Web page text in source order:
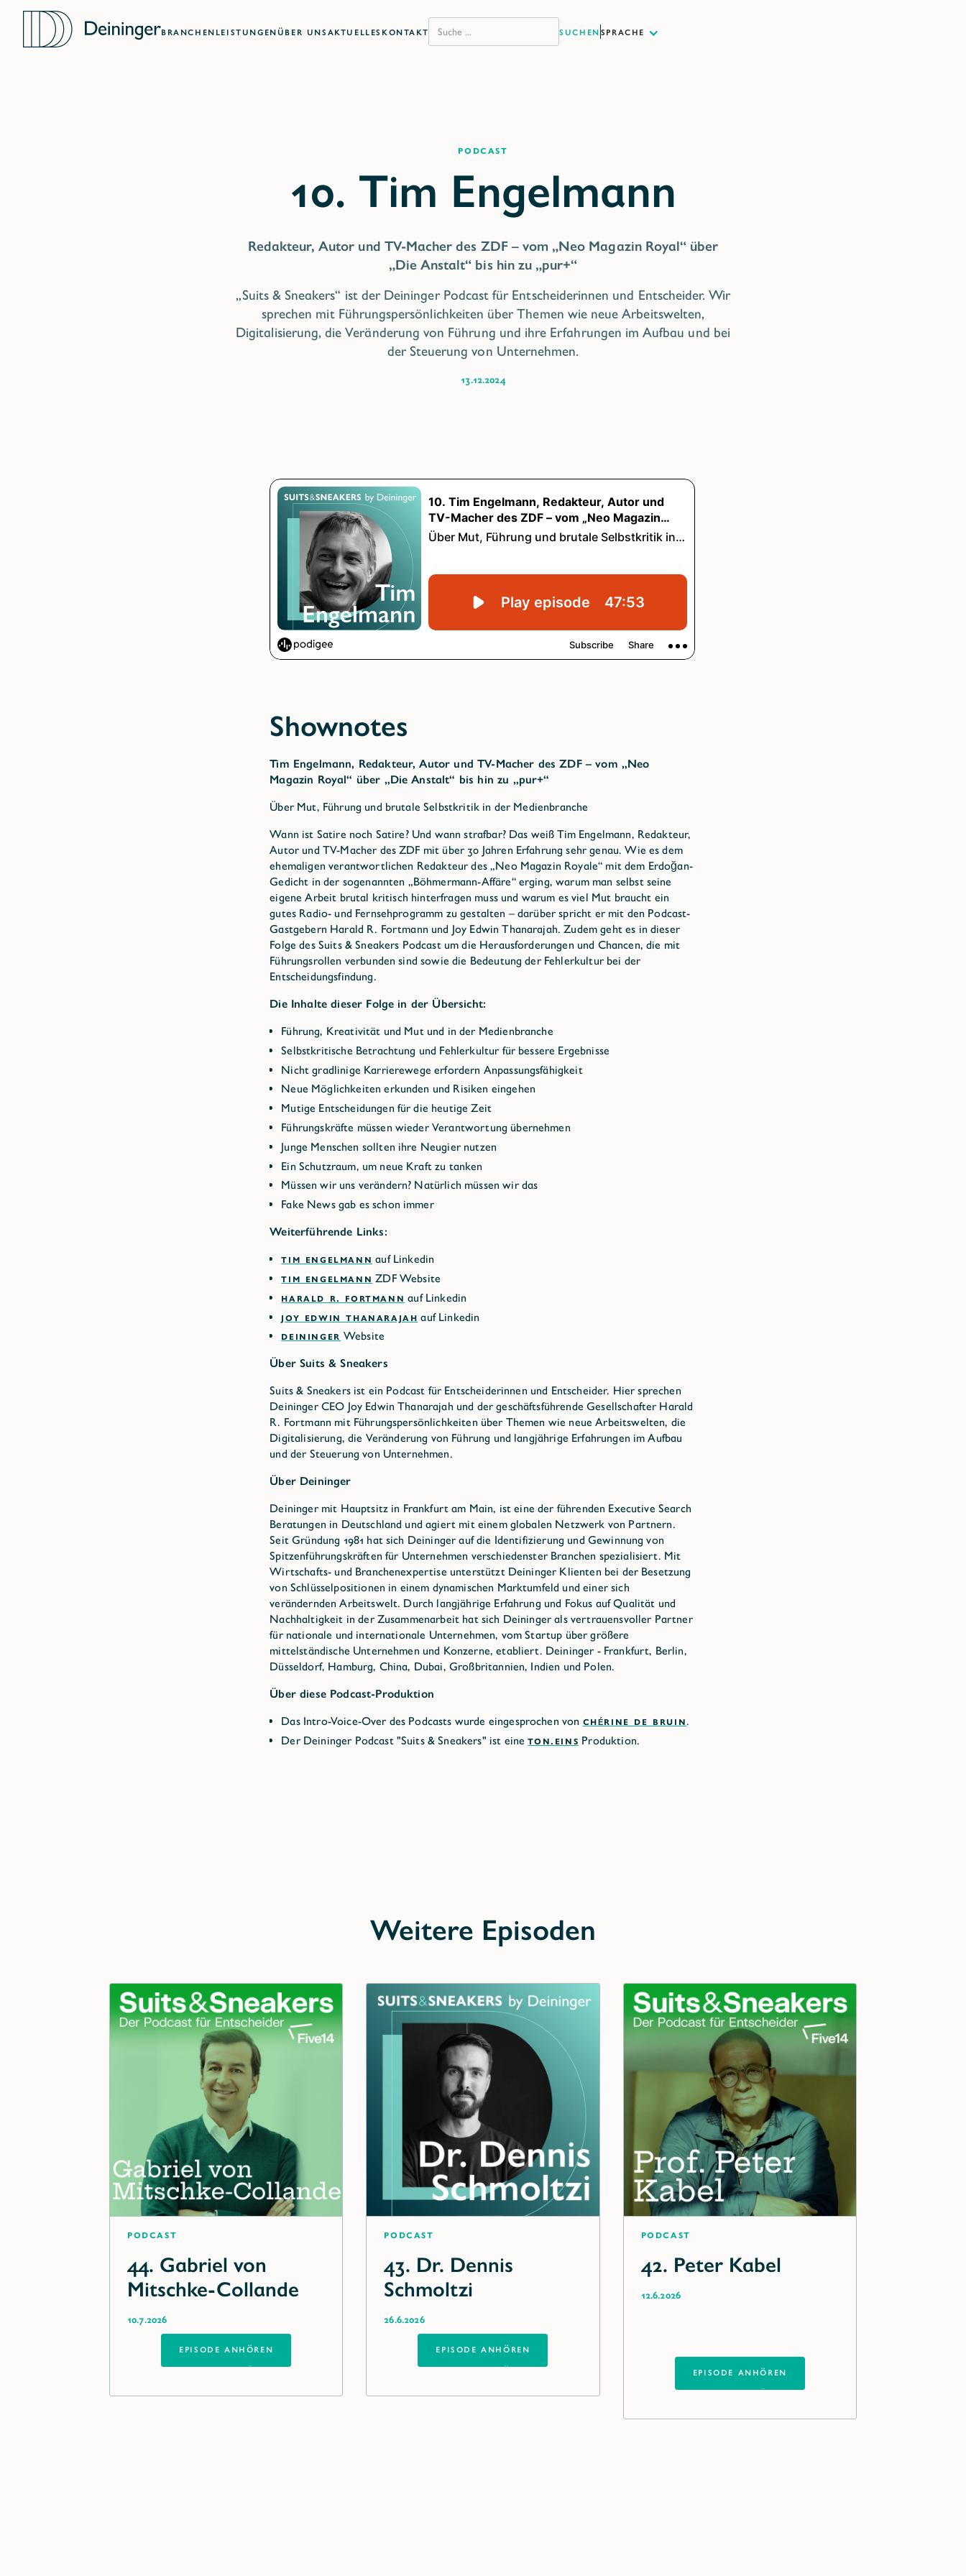
BRANCHENLEISTUNGENÜBER UNSAKTUELLES KONTAKT SPRACHE
Podcast
Redakteur, Autor und TV-Macher des ZDF – vom „Neo Magazin Royal“ über
„Die Anstalt“ bis hin zu „pur+“
„Suits & Sneakers“ ist der Deininger Podcast für Entscheiderinnen und Entscheider. Wir
sprechen mit Führungspersönlichkeiten über Themen wie neue Arbeitswelten,
Digitalisierung, die Veränderung von Führung und ihre Erfahrungen im Aufbau und bei
der Steuerung von Unternehmen.
13.12.2024
Shownotes
Tim Engelmann, Redakteur, Autor und TV-Macher des ZDF – vom „Neo
Magazin Royal“ über „Die Anstalt“ bis hin zu „pur+“
Über Mut, Führung und brutale Selbstkritik in der Medienbranche
Wann ist Satire noch Satire? Und wann strafbar? Das weiß Tim Engelmann, Redakteur,
Autor und TV-Macher des ZDF mit über 30 Jahren Erfahrung sehr genau. Wie es dem
ehemaligen verantwortlichen Redakteur des „Neo Magazin Royale“ mit dem Erdoğan-
Gedicht in der sogenannten „Böhmermann-Affäre“ erging, warum man selbst seine
eigene Arbeit brutal kritisch hinterfragen muss und warum es viel Mut braucht ein
gutes Radio- und Fernsehprogramm zu gestalten – darüber spricht er mit den Podcast-
Gastgebern Harald R. Fortmann und Joy Edwin Thanarajah. Zudem geht es in dieser
Folge des Suits & Sneakers Podcast um die Herausforderungen und Chancen, die mit
Führungsrollen verbunden sind sowie die Bedeutung der Fehlerkultur bei der
Entscheidungsfindung.
Die Inhalte dieser Folge in der Übersicht:
Führung, Kreativität und Mut und in der Medienbranche
Selbstkritische Betrachtung und Fehlerkultur für bessere Ergebnisse
Nicht gradlinige Karrierewege erfordern Anpassungsfähigkeit
Neue Möglichkeiten erkunden und Risiken eingehen
Mutige Entscheidungen für die heutige Zeit
Führungskräfte müssen wieder Verantwortung übernehmen
Junge Menschen sollten ihre Neugier nutzen
Ein Schutzraum, um neue Kraft zu tanken
Müssen wir uns verändern? Natürlich müssen wir das
Fake News gab es schon immer
Weiterführende Links:
TIM ENGELMANN auf Linkedin
TIM ENGELMANN ZDF Website
HARALD R. FORTMANN auf Linkedin
JOY EDWIN THANARAJAH auf Linkedin
DEININGER Website
Über Suits & Sneakers
Suits & Sneakers ist ein Podcast für Entscheiderinnen und Entscheider. Hier sprechen
Deininger CEO Joy Edwin Thanarajah und der geschäftsführende Gesellschafter Harald
R. Fortmann mit Führungspersönlichkeiten über Themen wie neue Arbeitswelten, die
Digitalisierung, die Veränderung von Führung und langjährige Erfahrungen im Aufbau
und der Steuerung von Unternehmen.
Über Deininger
Deininger mit Hauptsitz in Frankfurt am Main, ist eine der führenden Executive Search
Beratungen in Deutschland und agiert mit einem globalen Netzwerk von Partnern.
Seit Gründung 1981 hat sich Deininger auf die Identifizierung und Gewinnung von
Spitzenführungskräften für Unternehmen verschiedenster Branchen spezialisiert. Mit
Wirtschafts- und Branchenexpertise unterstützt Deininger Klienten bei der Besetzung
von Schlüsselpositionen in einem dynamischen Marktumfeld und einer sich
verändernden Arbeitswelt. Durch langjährige Erfahrung und Fokus auf Qualität und
Nachhaltigkeit in der Zusammenarbeit hat sich Deininger als vertrauensvoller Partner
für nationale und internationale Unternehmen, vom Startup über größere
mittelständische Unternehmen und Konzerne, etabliert. Deininger - Frankfurt, Berlin,
Düsseldorf, Hamburg, China, Dubai, Großbritannien, Indien und Polen.
Über diese Podcast-Produktion
Das Intro-Voice-Over des Podcasts wurde eingesprochen von CHÉRINE DE BRUIN.
Der Deininger Podcast "Suits & Sneakers" ist eineTON.EINS Produktion.
Weitere Episoden
Podcast
44. Gabriel von
Mitschke-Collande
10.7.2026
EPISODE ANHÖREN
EPISODE ANHÖREN
Podcast
43. Dr. Dennis
Schmoltzi
26.6.2026
EPISODE ANHÖREN
EPISODE ANHÖREN
Podcast
42. Peter Kabel
12.6.2026
EPISODE ANHÖREN
EPISODE ANHÖREN